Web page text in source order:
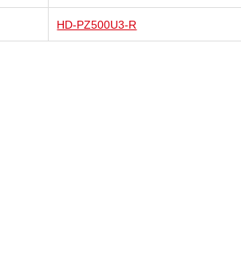
HD-PZ500U3-R